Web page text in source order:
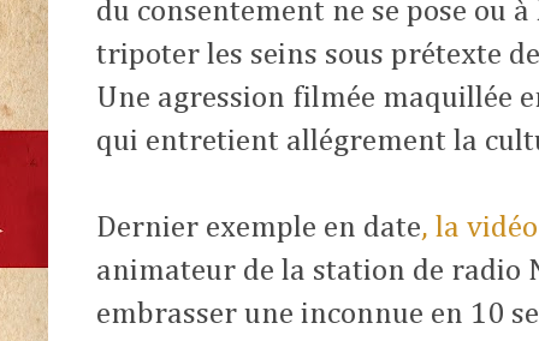
du consentement ne se pose ou
tripoter les seins sous prétexte
Une agression filmée maquillée
qui entretient allégrement la
Dernier exemple en date, la
animateur de la station de radio
embrasser une inconnue en 10